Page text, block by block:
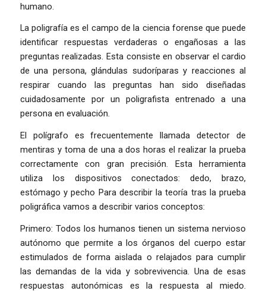
humano.
La poligrafía es el campo de la ciencia forense que puede
identificar respuestas verdaderas o engañosas a las
preguntas realizadas. Esta consiste en observar el cardio
de una persona, glándulas sudoríparas y reacciones al
respirar cuando las preguntas han sido diseñadas
cuidadosamente por un poligrafista entrenado a una
persona en evaluación.
El polígrafo es frecuentemente llamada detector de
mentiras y toma de una a dos horas el realizar la prueba
correctamente con gran precisión. Esta herramienta
utiliza los dispositivos conectados: dedo, brazo,
estómago y pecho Para describir la teoría tras la prueba
poligráfica vamos a describir varios conceptos:
Primero: Todos los humanos tienen un sistema nervioso
autónomo que permite a los órganos del cuerpo estar
estimulados de forma aislada o relajados para cumplir
las demandas de la vida y sobrevivencia. Una de esas
respuestas autonómicas es la respuesta al miedo.